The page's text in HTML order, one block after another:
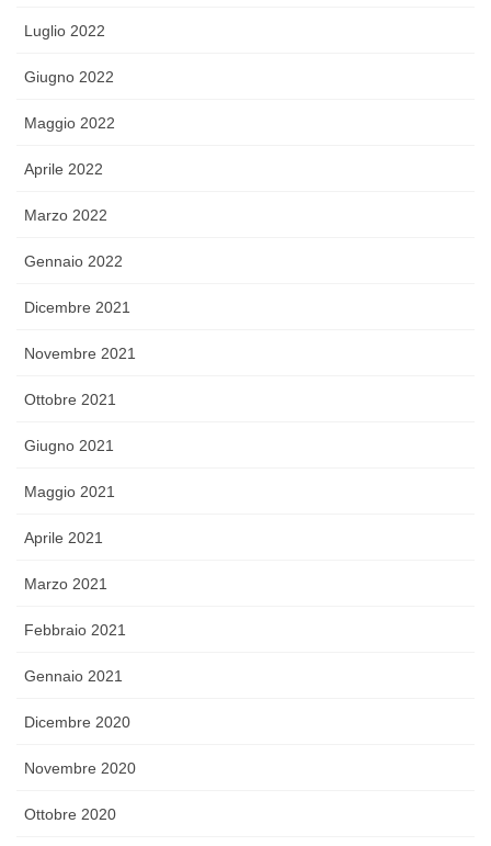
Luglio 2022
Giugno 2022
Maggio 2022
Aprile 2022
Marzo 2022
Gennaio 2022
Dicembre 2021
Novembre 2021
Ottobre 2021
Giugno 2021
Maggio 2021
Aprile 2021
Marzo 2021
Febbraio 2021
Gennaio 2021
Dicembre 2020
Novembre 2020
Ottobre 2020